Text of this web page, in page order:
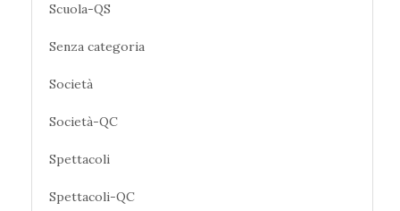
Scuola-QS
Senza categoria
Società
Società-QC
Spettacoli
Spettacoli-QC